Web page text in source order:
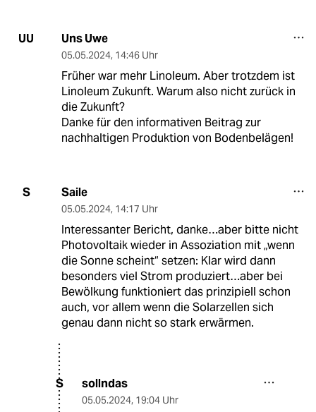
UU Uns Uwe
05.05.2024, 14:46 Uhr
Früher war mehr Linoleum. Aber trotzdem ist
Linoleum Zukunft. Warum also nicht zurück in
die Zukunft?
Danke für den informativen Beitrag zur
nachhaltigen Produktion von Bodenbelägen!
S Saile
05.05.2024, 14:17 Uhr
Interessanter Bericht, danke…aber bitte nicht
Photovoltaik wieder in Assoziation mit „wenn
die Sonne scheint“ setzen: Klar wird dann
besonders viel Strom produziert…aber bei
Bewölkung funktioniert das prinzipiell schon
auch, vor allem wenn die Solarzellen sich
genau dann nicht so stark erwärmen.
S sollndas
05.05.2024, 19:04 Uhr